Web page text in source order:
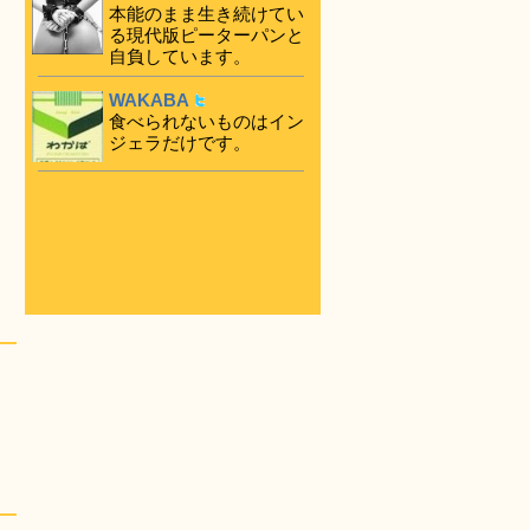
本能のまま生き続けてい
る現代版ピーターパンと
自負しています。
WAKABA
食べられないものはイン
ジェラだけです。